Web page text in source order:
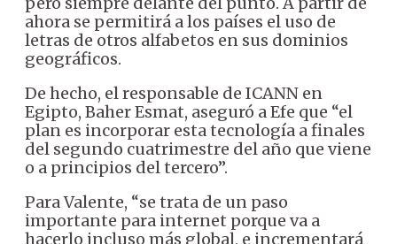
ahora se permitirá a los países el uso de
letras de otros alfabetos en sus dominios
geográficos.
De hecho, el responsable de ICANN en
Egipto, Baher Esmat, aseguró a Efe que “el
plan es incorporar esta tecnología a finales
del segundo cuatrimestre del año que viene
o a principios del tercero”.
Para Valente, “se trata de un paso
importante para internet porque va a
hacerlo incluso más global, e incrementará